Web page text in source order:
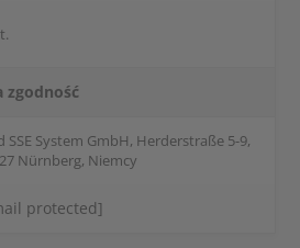
zgodność
SSE System GmbH, Herderstraße 5-9,
Nürnberg, Niemcy
protected]